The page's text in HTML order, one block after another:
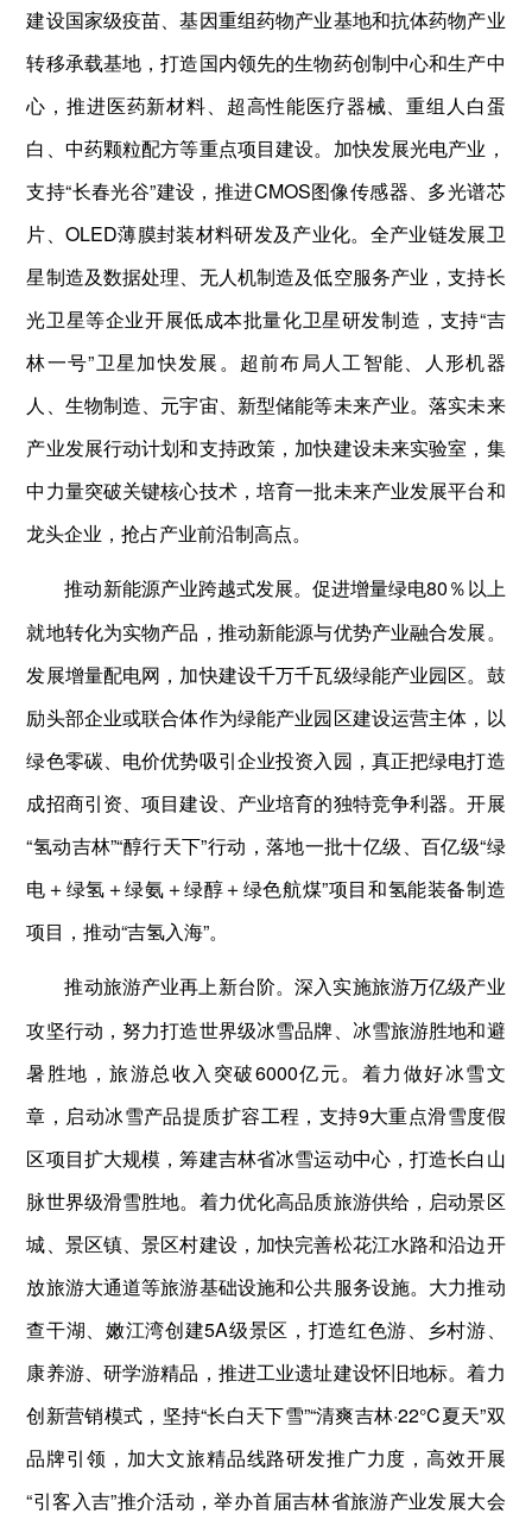
建设国家级疫苗、基因重组药物产业基地和抗体药物产业
转移承载基地，打造国内领先的生物药创制中心和生产中
心，推进医药新材料、超高性能医疗器械、重组人白蛋
白、中药颗粒配方等重点项目建设。加快发展光电产业，
支持“长春光谷”建设，推进CMOS图像传感器、多光谱芯
片、OLED薄膜封装材料研发及产业化。全产业链发展卫
星制造及数据处理、无人机制造及低空服务产业，支持长
光卫星等企业开展低成本批量化卫星研发制造，支持“吉
林一号”卫星加快发展。超前布局人工智能、人形机器
人、生物制造、元宇宙、新型储能等未来产业。落实未来
产业发展行动计划和支持政策，加快建设未来实验室，集
中力量突破关键核心技术，培育一批未来产业发展平台和
龙头企业，抢占产业前沿制高点。
推动新能源产业跨越式发展。促进增量绿电80％以上
就地转化为实物产品，推动新能源与优势产业融合发展。
发展增量配电网，加快建设千万千瓦级绿能产业园区。鼓
励头部企业或联合体作为绿能产业园区建设运营主体，以
绿色零碳、电价优势吸引企业投资入园，真正把绿电打造
成招商引资、项目建设、产业培育的独特竞争利器。开展
“氢动吉林”“醇行天下”行动，落地一批十亿级、百亿级“绿
电＋绿氢＋绿氨＋绿醇＋绿色航煤”项目和氢能装备制造
项目，推动“吉氢入海”。
推动旅游产业再上新台阶。深入实施旅游万亿级产业
攻坚行动，努力打造世界级冰雪品牌、冰雪旅游胜地和避
暑胜地，旅游总收入突破6000亿元。着力做好冰雪文
章，启动冰雪产品提质扩容工程，支持9大重点滑雪度假
区项目扩大规模，筹建吉林省冰雪运动中心，打造长白山
脉世界级滑雪胜地。着力优化高品质旅游供给，启动景区
城、景区镇、景区村建设，加快完善松花江水路和沿边开
放旅游大通道等旅游基础设施和公共服务设施。大力推动
查干湖、嫩江湾创建5A级景区，打造红色游、乡村游、
康养游、研学游精品，推进工业遗址建设怀旧地标。着力
创新营销模式，坚持“长白天下雪”“清爽吉林·22°C夏天”双
品牌引领，加大文旅精品线路研发推广力度，高效开展
“引客入吉”推介活动，举办首届吉林省旅游产业发展大会